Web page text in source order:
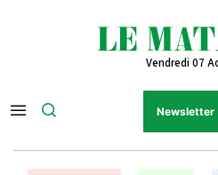
Vendredi 07
Newsletter